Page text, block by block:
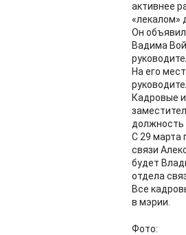
активнее
«лекалом»
Он
Вадима
На его
Кадровые
должность
С 29 марта
связи
будет
отдела
Все
в мэрии.
Фото: